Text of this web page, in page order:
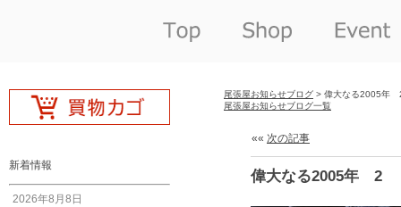
新着情報
2026年8月8日
尾張屋お知らせブログ > 偉大なる2005年
尾張屋お知らせブログ一覧
«« 次の記事
偉大なる2005年 2